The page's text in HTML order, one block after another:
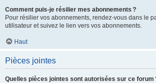
Comment puis-je résilier mes abonnements ?
Pour résilier vos abonnements, rendez-vous dans le
utilisateur et suivez le lien vers vos abonnements.
Haut
Pièces jointes
Quelles pièces jointes sont autorisées sur ce forum